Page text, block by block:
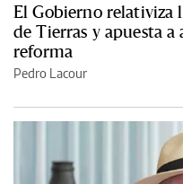
El Gobierno relativiza
de Tierras y apuesta
reforma
Pedro Lacour